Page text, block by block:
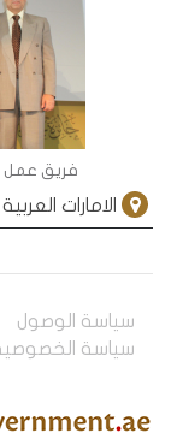
فريق عمل
الامارات
سياسة الوصول
سياسة